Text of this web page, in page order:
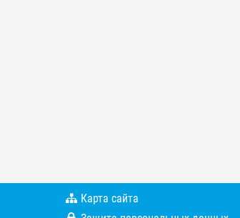
Карта сайта